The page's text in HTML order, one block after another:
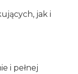
jak i
i pełnej